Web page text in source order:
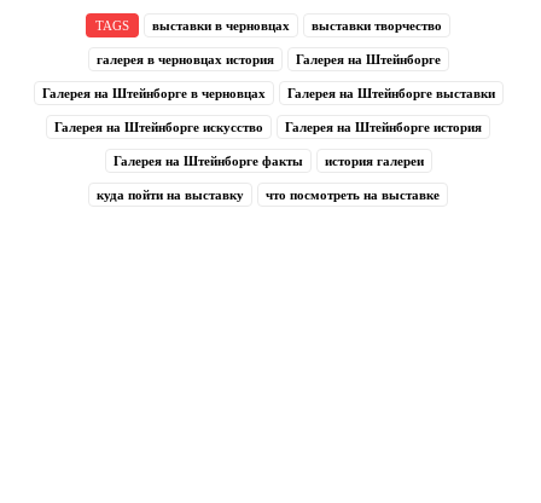
TAGS выставки в черновцах выставки творчество
галерея в черновцах история Галерея на Штейнборге
Галерея на Штейнборге в черновцах Галерея на Штейнборге выставки
Галерея на Штейнборге искусство Галерея на Штейнборге история
Галерея на Штейнборге факты история галереи
куда пойти на выставку что посмотреть на выставке